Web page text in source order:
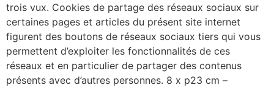
trois vux. Cookies de partage des réseaux sociaux sur
certaines pages et articles du présent site internet
figurent des boutons de réseaux sociaux tiers qui vous
permettent d’exploiter les fonctionnalités de ces
réseaux et en particulier de partager des contenus
présents avec d’autres personnes. 8 x p23 cm –